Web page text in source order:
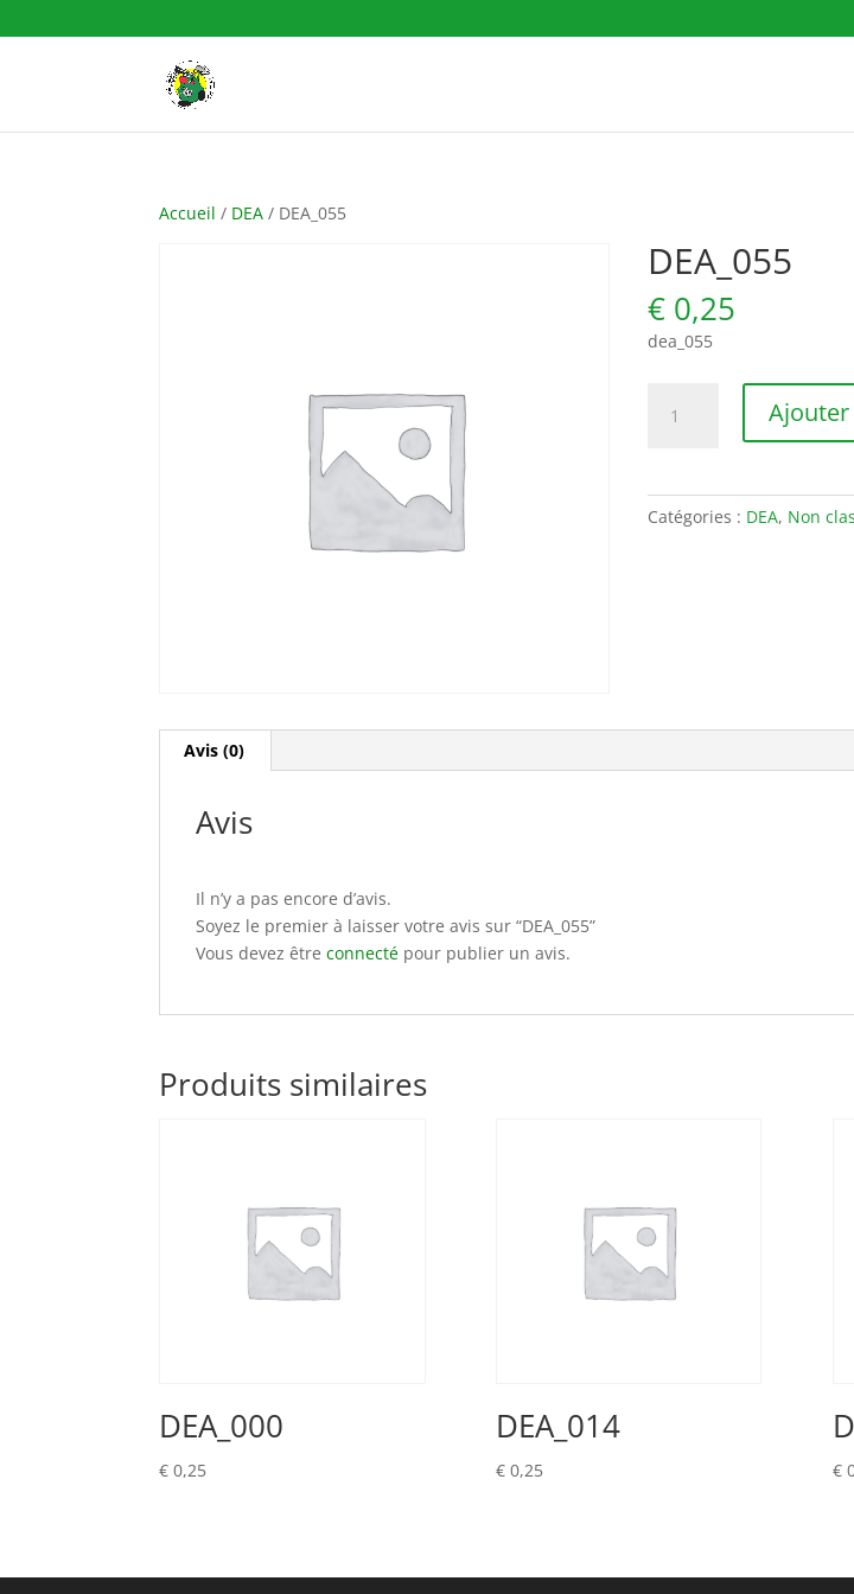
Accueil / DEA / DEA_055
DEA_055
€ 0,25
dea_055
Catégories : DEA, Non
Avis (0)
Avis
Il n’y a pas encore d’avis.
Soyez le premier à laisser votre avis sur “DEA_055”
Vous devez êtreconnecté pour publier un avis.
Produits similaires
DEA_000
€ 0,25
DEA_014
€0,25 €